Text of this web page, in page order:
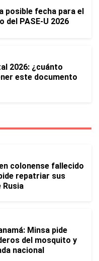
posible fecha para el
del PASE-U 2026
2026: ¿cuánto
este documento
colonense fallecido
repatriar sus
Rusia
Minsa pide
del mosquito y
nacional